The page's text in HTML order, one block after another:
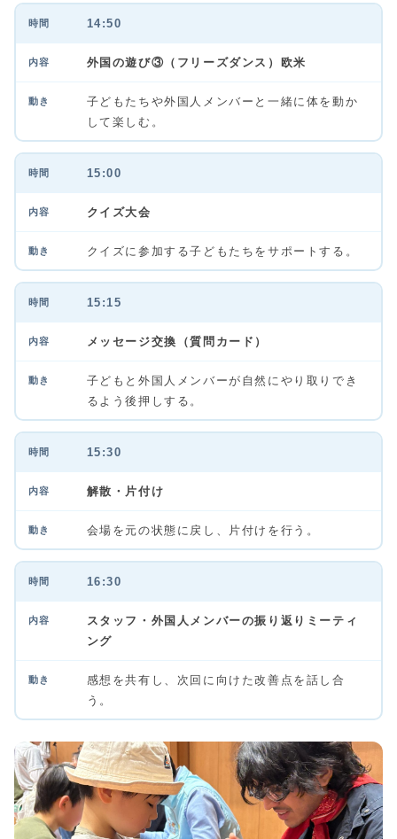
14:50
外国の遊び③（フリーズダンス）欧米
子どもたちや外国人メンバーと一緒に体を動か
して楽しむ。
15:00
クイズ大会
クイズに参加する子どもたちをサポートする。
15:15
メッセージ交換（質問カード）
子どもと外国人メンバーが自然にやり取りでき
るよう後押しする。
15:30
解散・片付け
会場を元の状態に戻し、片付けを行う。
16:30
スタッフ・外国人メンバーの振り返りミーティ
ング
感想を共有し、次回に向けた改善点を話し合
う。